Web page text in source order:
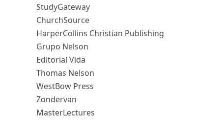
StudyGateway
ChurchSource
HarperCollins Christian Publishing
Grupo Nelson
Editorial Vida
Thomas Nelson
WestBow Press
Zondervan
MasterLectures